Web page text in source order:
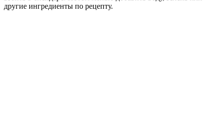
другие ингредиенты по рецепту.